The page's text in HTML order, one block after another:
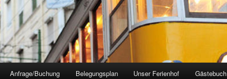
Anfrage/Buchung Belegungsplan Unser Ferienhof Gästebuch